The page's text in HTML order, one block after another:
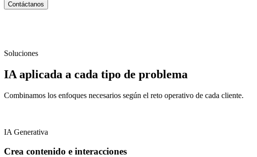
Contáctanos
Soluciones
IA aplicada a cada tipo de problema
Combinamos los enfoques necesarios según el reto operativo de cada cliente.
IA Generativa
Crea contenido e interacciones